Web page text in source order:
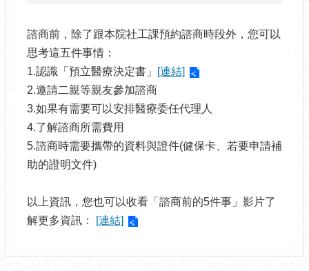
諮商前，除了跟本院社工課預約諮商時段外，您可以
思考這五件事情：
1.認識「預立醫療決定書」
[連結]
2.邀請二親等親友參加諮商
3.如果有需要可以安排醫療委任代理人
4.了解諮商所需費用
5.諮商時需要攜帶的資料與證件(健保卡、若要申請補
助的證明文件)
以上資訊，您也可以收看「諮商前的5件事」影片了
解更多資訊：
[連結]